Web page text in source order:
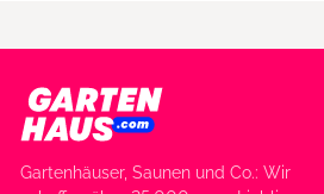
Gartenhäuser, Saunen und Co.: Wir